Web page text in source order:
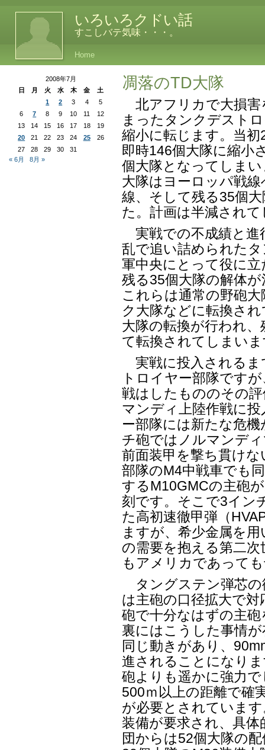
いろいろクドい話
すこしバテ気味・・・。
Home
凋落のTD大隊
北アフリカで大損害
まったタンクデスト
縮小に転じます。当
即時146個大隊に縮小
個大隊となってしま
大隊はヨーロッパ戦
線、そして残る35個
た。計画は半減され
実戦での不成績と進
乱で追い詰められた
軍中央にとって役に
残る35個大隊の解体
これらは通常の野砲
ク大隊などに転換さ
大隊の転換が行われ
て転換されてしまい
実戦に投入されるま
トロイヤー部隊です
戦はしたもののその
マンディ上陸作戦に
ー部隊には新たな危
チ砲ではノルマンデ
前面装甲を撃ち貫け
部隊のM4中戦車でも
するM10GMCの主砲
刻です。そこで3イン
た高初速徹甲弾（
ますが、希少金属を
の需要を抱える第二
もアメリカであって
タングステン弾芯の
は主砲の口径拡大で
砲で十分なはずの主
裏にはこうした事情
同じ動きがあり、
進されることになり
砲よりも遥かに強力
500ｍ以上の距離で確
が必要とされていま
装備が要求され、具
団からは52個大隊の
2008年7月
日
月 火 水 木 金
土
1
2 3 4
5
6
7 8 9 10 11
12
13
14 15 16 17 18
19
20
21 22 23 24 25
26
27
28 29 30
31
« 6月
8月 »